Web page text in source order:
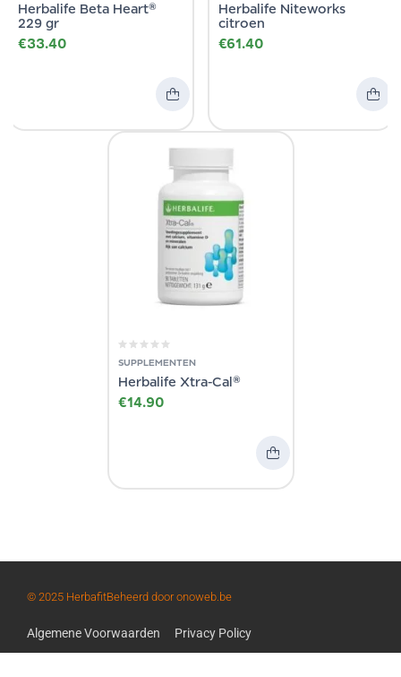
Herbalife Beta Heart®
229 gr
€33.40
Herbalife Niteworks
citroen
€61.40
SUPPLEMENTEN
Herbalife Xtra-Cal®
€14.90
© 2025 HerbafitBeheerd door onoweb.be
Algemene Voorwaarden Privacy Policy